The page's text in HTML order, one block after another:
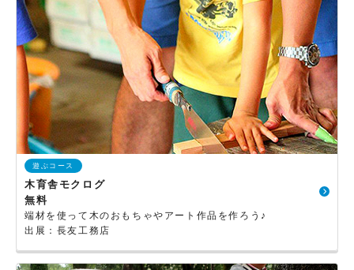
遊ぶコース
木育舎モクログ
無料
端材を使って木のおもちゃやアート作品を作ろう♪
出展：長友工務店